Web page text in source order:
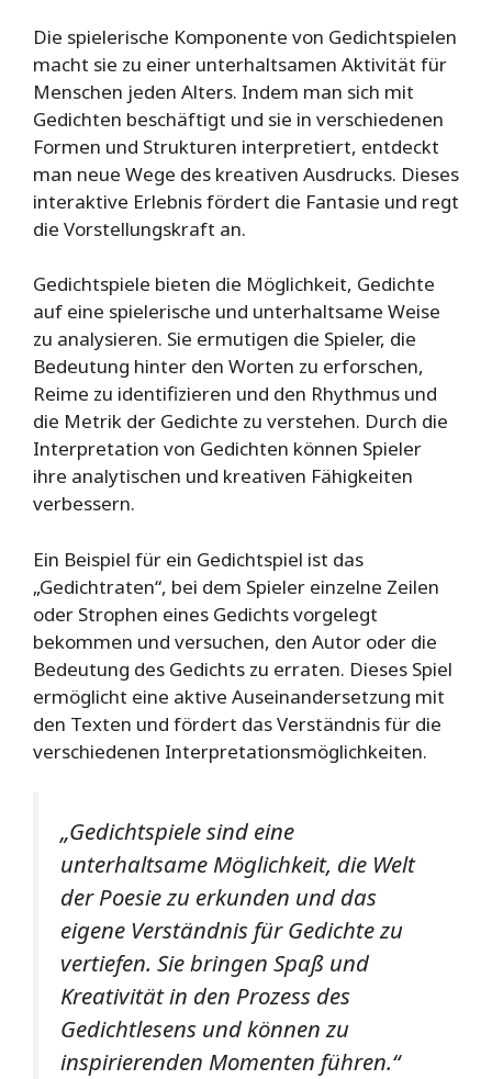
Die spielerische Komponente von Gedichtspielen
macht sie zu einer unterhaltsamen Aktivität für
Menschen jeden Alters. Indem man sich mit
Gedichten beschäftigt und sie in verschiedenen
Formen und Strukturen interpretiert, entdeckt
man neue Wege des kreativen Ausdrucks. Dieses
interaktive Erlebnis fördert die Fantasie und regt
die Vorstellungskraft an.
Gedichtspiele bieten die Möglichkeit, Gedichte
auf eine spielerische und unterhaltsame Weise
zu analysieren. Sie ermutigen die Spieler, die
Bedeutung hinter den Worten zu erforschen,
Reime zu identifizieren und den Rhythmus und
die Metrik der Gedichte zu verstehen. Durch die
Interpretation von Gedichten können Spieler
ihre analytischen und kreativen Fähigkeiten
verbessern.
Ein Beispiel für ein Gedichtspiel ist das
„Gedichtraten“, bei dem Spieler einzelne Zeilen
oder Strophen eines Gedichts vorgelegt
bekommen und versuchen, den Autor oder die
Bedeutung des Gedichts zu erraten. Dieses Spiel
ermöglicht eine aktive Auseinandersetzung mit
den Texten und fördert das Verständnis für die
verschiedenen Interpretationsmöglichkeiten.
„Gedichtspiele sind eine
unterhaltsame Möglichkeit, die Welt
der Poesie zu erkunden und das
eigene Verständnis für Gedichte zu
vertiefen. Sie bringen Spaß und
Kreativität in den Prozess des
Gedichtlesens und können zu
inspirierenden Momenten führen.“